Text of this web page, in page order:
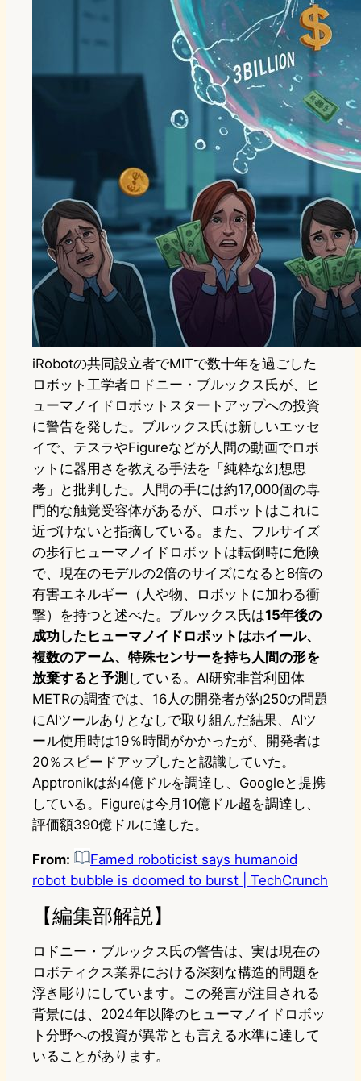
iRobotの共同設立者でMITで数十年を過ごした
ロボット工学者ロドニー・ブルックス氏が、ヒ
ューマノイドロボットスタートアップへの投資
に警告を発した。ブルックス氏は新しいエッセ
イで、テスラやFigureなどが人間の動画でロボ
ットに器用さを教える手法を「純粋な幻想思
考」と批判した。人間の手には約17,000個の専
門的な触覚受容体があるが、ロボットはこれに
近づけないと指摘している。また、フルサイズ
の歩行ヒューマノイドロボットは転倒時に危険
で、現在のモデルの2倍のサイズになると8倍の
有害エネルギー（人や物、ロボットに加わる衝
撃）を持つと述べた。ブルックス氏は15年後の
成功したヒューマノイドロボットはホイール、
複数のアーム、特殊センサーを持ち人間の形を
放棄すると予測 している。AI研究非営利団体
METRの調査では、16人の開発者が約250の問題
にAIツールありとなしで取り組んだ結果、AIツ
ール使用時は19％時間がかかったが、開発者は
20％スピードアップしたと認識していた。
Apptronikは約4億ドルを調達し、Googleと提携
している。Figureは今月10億ドル超を調達し、
評価額390億ドルに達した。
From:
Famed roboticist says humanoid
robot bubble is doomed to burst | TechCrunch
【編集部解説】
ロドニー・ブルックス氏の警告は、実は現在の
ロボティクス業界における深刻な構造的問題を
浮き彫りにしています。この発言が注目される
背景には、2024年以降のヒューマノイドロボッ
ト分野への投資が異常とも言える水準に達して
いることがあります。